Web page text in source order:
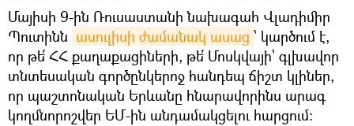
Մայիսի 9-ին Ռուսաստանի նախագահ Վլադիմիր
Պուտինն ասուլիսի ժամանակ ասաց ՝ կարծում է,
որ թե՛ ՀՀ քաղաքացիների, թե՛ Մոսկվայի՝ գլխավոր
տնտեսական գործընկերոջ հանդեպ ճիշտ կլիներ,
որ պաշտոնական Երևանը հնարավորինս արագ
կողմնորոշվեր ԵՄ-ին անդամակցելու հարցում։